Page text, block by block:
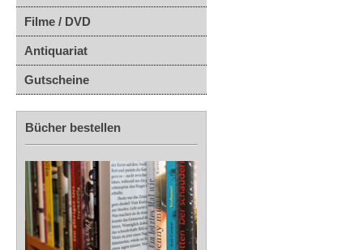
Filme / DVD
Antiquariat
Gutscheine
Bücher bestellen